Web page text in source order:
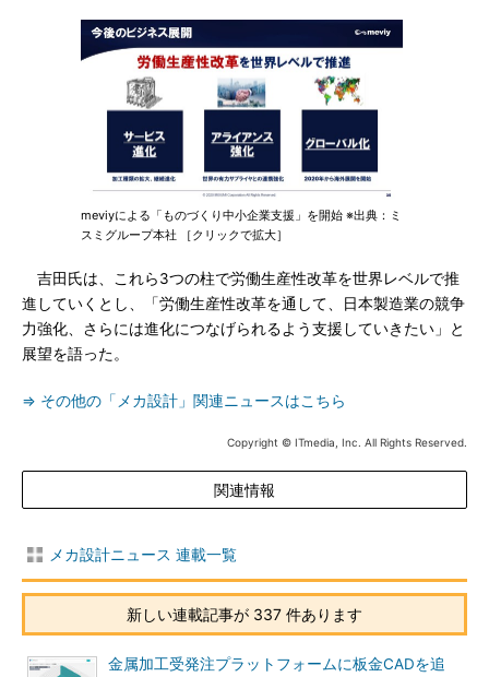
meviyによる「ものづくり中小企業支援」を開始 ※出典：ミ
スミグループ本社 ［クリックで拡大］
吉田氏は、これら3つの柱で労働生産性改革を世界レベルで推
進していくとし、「労働生産性改革を通して、日本製造業の競争
力強化、さらには進化につなげられるよう支援していきたい」と
展望を語った。
⇒ その他の「メカ設計」関連ニュースはこちら
Copyright © ITmedia, Inc. All Rights Reserved.
関連情報
メカ設計ニュース 連載一覧
新しい連載記事が 337 件あります
金属加工受発注プラットフォームに板金CADを追